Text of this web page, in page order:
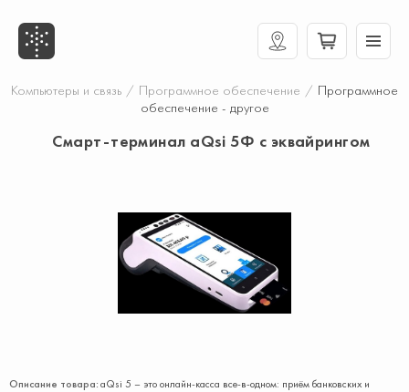
Компьютеры и связь / Программное обеспечение / Программное
обеспечение - другое
Смарт-терминал aQsi 5Ф с эквайрингом
Описание товара:aQsi 5 – это онлайн-касса все-в-одном: приём банковских и